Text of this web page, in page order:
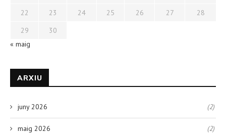
22
23 24 25 26 27
28
29
30
« maig
ARXIU
juny 2026 (2)
maig 2026 (2)